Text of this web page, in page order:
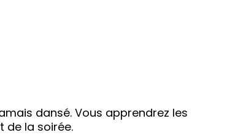
dansé. Vous apprendrez les
de la soirée.